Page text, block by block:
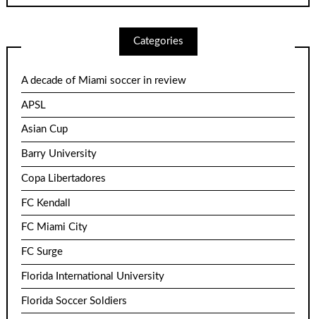
Categories
A decade of Miami soccer in review
APSL
Asian Cup
Barry University
Copa Libertadores
FC Kendall
FC Miami City
FC Surge
Florida International University
Florida Soccer Soldiers